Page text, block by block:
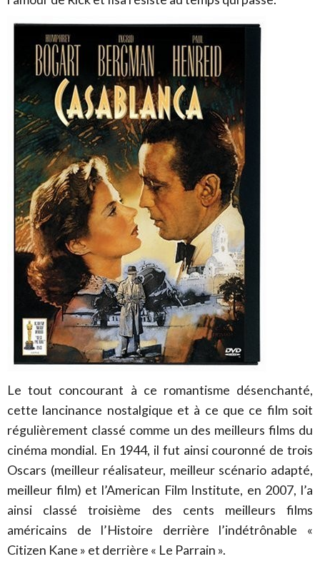
Le tout concourant à ce romantisme désenchanté,
cette lancinance nostalgique et à ce que ce film soit
régulièrement classé comme un des meilleurs films du
cinéma mondial. En 1944, il fut ainsi couronné de trois
Oscars (meilleur réalisateur, meilleur scénario adapté,
meilleur film) et l’American Film Institute, en 2007, l’a
ainsi classé troisième des cents meilleurs films
américains de l’Histoire derrière l’indétrônable «
Citizen Kane » et derrière « Le Parrain ».